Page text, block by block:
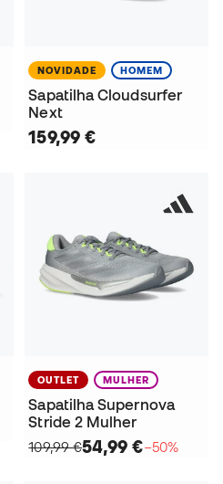
NOVIDADE HOMEM
Sapatilha Cloudsurfer
Next
159,99 €
OUTLET MULHER
Sapatilha Supernova
Stride 2 Mulher
109,99 €54,99 €−50%